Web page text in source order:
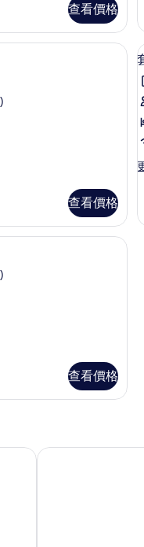
查看價格
所
| 低過敏寢具、羽絨被
查看價格
房
Fruttuoso) | 低過敏寢具、
查看價格
小波托菲諾飯店